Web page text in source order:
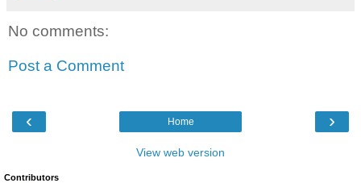
No comments:
Post a Comment
‹ ›
Home
View web version
Contributors